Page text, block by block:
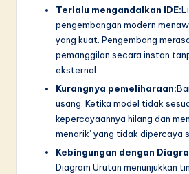
Terlalu mengandalkan IDE:
pengembangan modern
yang kuat. Pengembang
pemanggilan secara instan
eksternal.
Kurangnya pemeliharaan:
usang. Ketika model tidak
kepercayaannya hilang dan
menarik’ yang tidak dipercaya
Kebingungan dengan
Diagram Urutan menunjukkan